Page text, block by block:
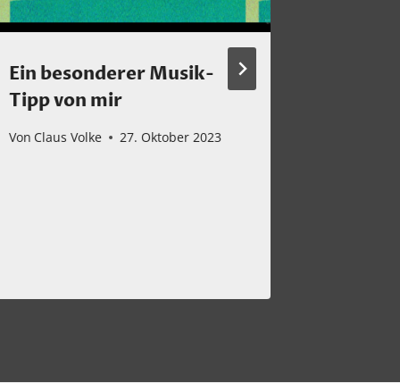
Ein besonderer Musik-
Tipp von mir
Von Claus Volke 27. Oktober 2023